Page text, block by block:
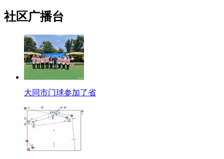
社区广播台
大同市门球参加了省